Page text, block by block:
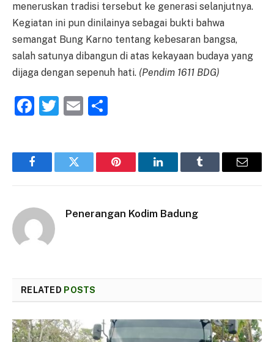
meneruskan tradisi tersebut ke generasi selanjutnya.
Kegiatan ini pun dinilainya sebagai bukti bahwa
semangat Bung Karno tentang kebesaran bangsa,
salah satunya dibangun di atas kekayaan budaya yang
dijaga dengan sepenuh hati. (Pendim 1611 BDG)
Facebook
Twitter
Email
FacebookTwitter Pinterest LinkedInTumblr Email
Penerangan Kodim Badung
RELATED POSTS